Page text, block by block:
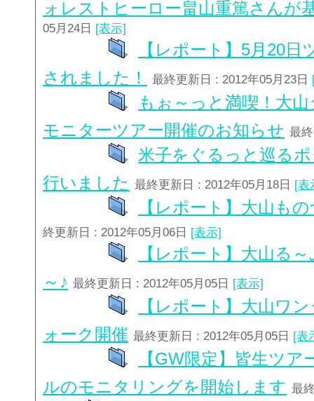
ォレストヒーロー畠山重篤さんが
05月24日 [表示]
【レポート】5月20
されました！
最終更新日 : 2012年05月23日
もぉ～っと満喫！大
モニターツアー開催のお知らせ 最
米子をぐるっと巡る
行いました 最終更新日 : 2012年05月18日 [表
【レポート】大山も
終更新日 : 2012年05月06日 [表示]
【レポート】大山る
～♪ 最終更新日 : 2012年05月05日 [表示]
【レポート】大山ワ
ォーク開催 最終更新日 : 2012年05月05日 [表
【GW限定】皆生ツ
ルのモニタリングを開始します 最